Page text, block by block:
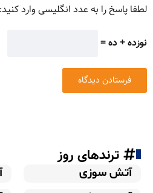
لطفا پاسخ را به عدد انگلیسی وارد کنید:
نوزده + ده =
ترندهای روز
آتش سوزی